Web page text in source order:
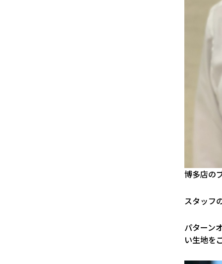
博多店の
スタッフ
パターン
い生地を